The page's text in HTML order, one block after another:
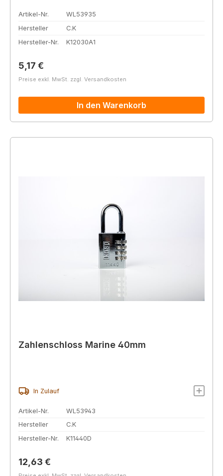
Artikel-Nr.
WL53935
Hersteller
C.K
Hersteller-Nr.
K12030A1
Regulärer Preis:
5,17 €
Preise exkl. MwSt. zzgl. Versandkosten
In den Warenkorb
Zahlenschloss Marine 40mm
In Zulauf
Artikel-Nr.
WL53943
Hersteller
C.K
Hersteller-Nr.
K11440D
Regulärer Preis:
12,63 €